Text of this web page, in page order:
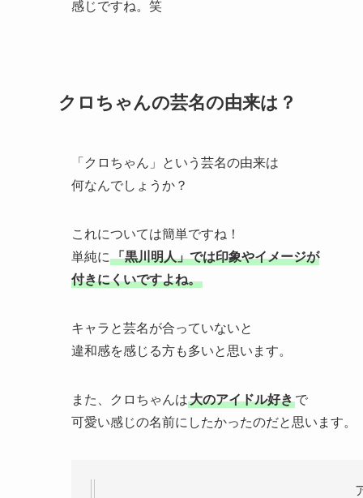
感じですね。笑
クロちゃんの芸名の由来は？
「クロちゃん」という芸名の由来は
何なんでしょうか？
これについては簡単ですね！
単純に 「黒川明人」では印象やイメージが
付きにくいですよね。
キャラと芸名が合っていないと
違和感を感じる方も多いと思います。
また、クロちゃんは大のアイドル好きで
可愛い感じの名前にしたかったのだと思います。